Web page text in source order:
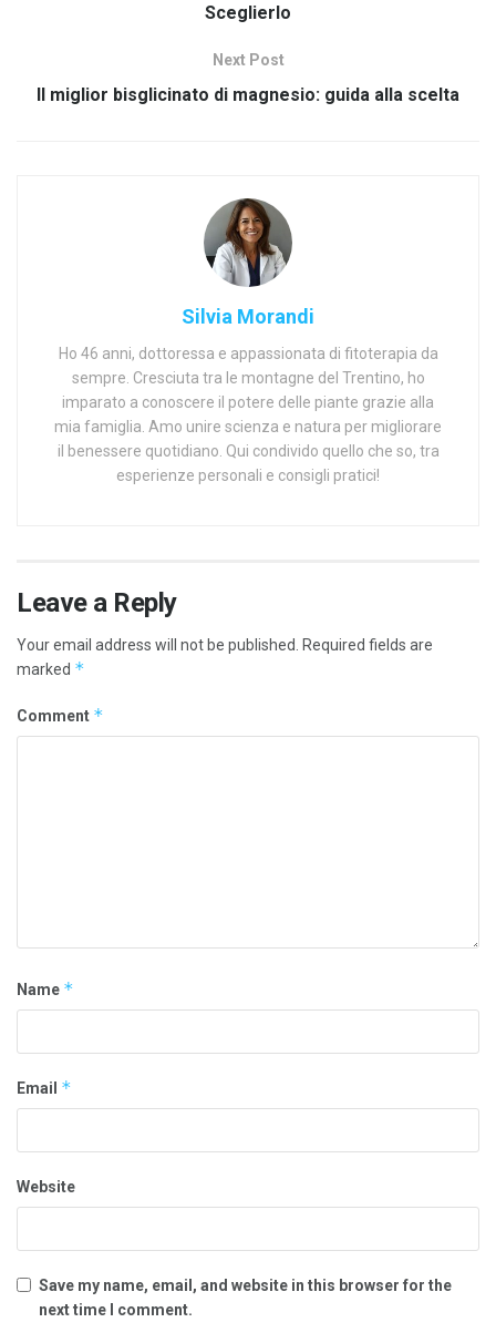
Sceglierlo
Next Post
Il miglior bisglicinato di magnesio: guida alla scelta
Silvia Morandi
Ho 46 anni, dottoressa e appassionata di fitoterapia da
sempre. Cresciuta tra le montagne del Trentino, ho
imparato a conoscere il potere delle piante grazie alla
mia famiglia. Amo unire scienza e natura per migliorare
il benessere quotidiano. Qui condivido quello che so, tra
esperienze personali e consigli pratici!
Leave a Reply
Your email address will not be published. Required fields are
marked *
Comment *
Name *
Email *
Website
Save my name, email, and website in this browser for the
next time I comment.